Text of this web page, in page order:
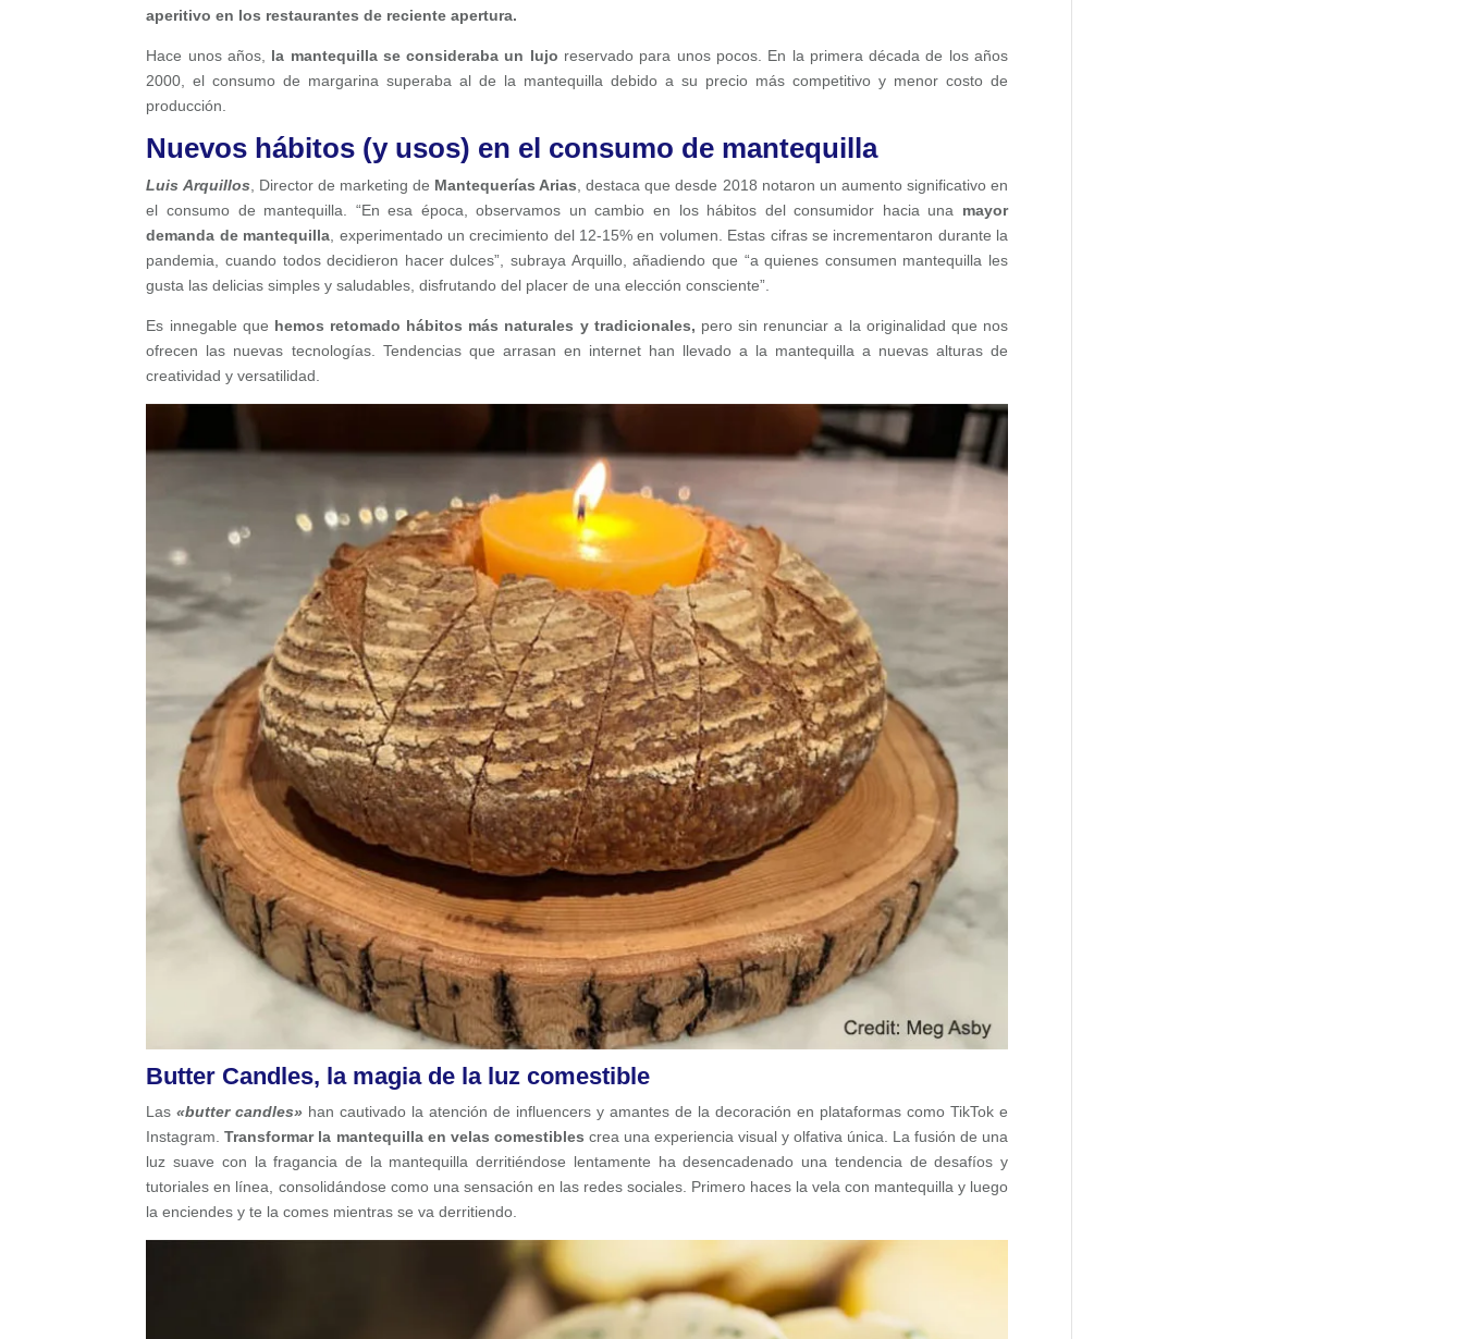
aperitivo en los restaurantes de reciente apertura.
Hace unos años, la mantequilla se consideraba un lujo reservado para unos pocos. En la primera década de los años
2000, el consumo de margarina superaba al de la mantequilla debido a su precio más competitivo y menor costo de
producción.
Nuevos hábitos (y usos) en el consumo de mantequilla
Luis Arquillos , Director de marketing de Mantequerías Arias , destaca que desde 2018 notaron un aumento significativo en
el consumo de mantequilla. “En esa época, observamos un cambio en los hábitos del consumidor hacia una mayor
demanda de mantequilla , experimentado un crecimiento del 12-15% en volumen. Estas cifras se incrementaron durante la
pandemia, cuando todos decidieron hacer dulces”, subraya Arquillo, añadiendo que “a quienes consumen mantequilla les
gusta las delicias simples y saludables, disfrutando del placer de una elección consciente”.
Es innegable que hemos retomado hábitos más naturales y tradicionales, pero sin renunciar a la originalidad que nos
ofrecen las nuevas tecnologías. Tendencias que arrasan en internet han llevado a la mantequilla a nuevas alturas de
creatividad y versatilidad.
Butter Candles, la magia de la luz comestible
Las«butter candles» han cautivado la atención de influencers y amantes de la decoración en plataformas como TikTok e
Instagram.Transformar la mantequilla en velas comestibles crea una experiencia visual y olfativa única. La fusión de una
luz suave con la fragancia de la mantequilla derritiéndose lentamente ha desencadenado una tendencia de desafíos y
tutoriales en línea, consolidándose como una sensación en las redes sociales. Primero haces la vela con mantequilla y luego
la enciendes y te la comes mientras se va derritiendo.